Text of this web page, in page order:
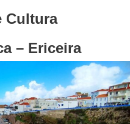
Cultura
– Ericeira